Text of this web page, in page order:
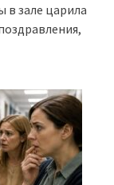
в зале царила